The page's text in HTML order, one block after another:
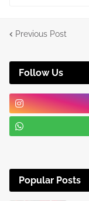
Previous Post
Follow Us
Popular Posts